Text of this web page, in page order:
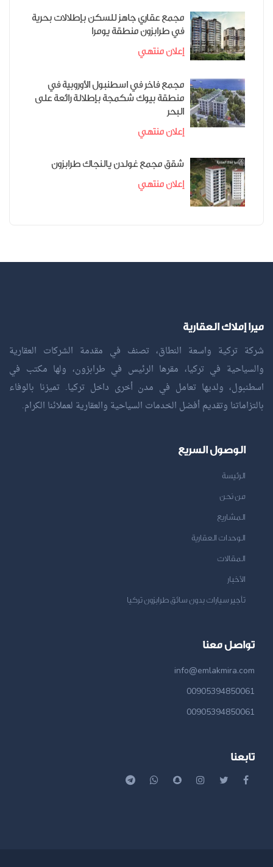
مجمع عقاري جاهز للسكن بإطلالات بحرية
في طرابزون منطقة يومرا
إعلان منتهي
مجمع فاخر في اسطنبول الأوروبية في
منطقة بيوك شكمجة بإطلالة رائعة على
البحر
إعلان منتهي
شقق مجمع غولدن يالنجاك طرابزون
إعلان منتهي
ميرا إملاك العقارية
شركة تركية واسعة النطاق، تصنف في مقدمة الشركات العقارية
والسياحية في تركيا، مقرها الرئيس في طرابزون، ولها مكتب في
اسطنبول، ولديها تعامل في مدن أخرى داخل تركيا. تميزنا بالوفاء
بالتزاماتنا وتقديم أفضل الخدمات السياحية والعقارية لعملائنا الكرام.
الوصول السريع
الرئيسة
من نحن
المشاريع
الوحدات العقارية
المقالات
الأخبار
تأجير سيارات بدون سائق طرابزون تركيا
تواصل معنا
info@emlakmira.com
00905394850061
00905394850061
تابعنا